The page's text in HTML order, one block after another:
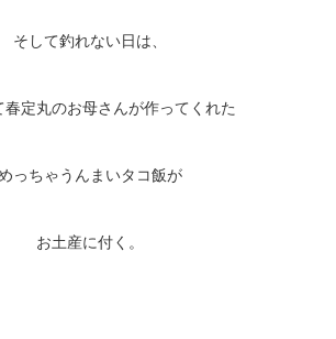
そして釣れない日は、
春定丸のお母さんが作ってくれた
っちゃうんまいタコ飯が
お土産に付く。